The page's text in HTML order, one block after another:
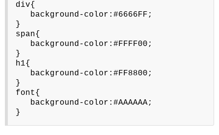
div{
background-color:#6666FF;
}
span{
background-color:#FFFF00;
}
h1{
background-color:#FF8800;
}
font{
background-color:#AAAAAA;
}